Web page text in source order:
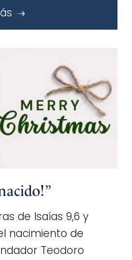
de Isaías 9,6 y
nacimiento de
Teodoro